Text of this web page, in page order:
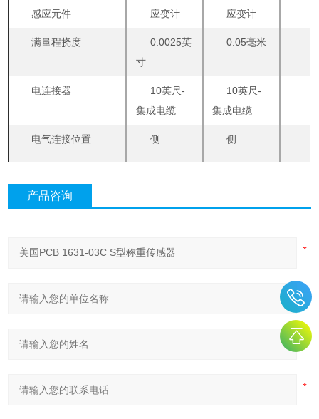
感应元件 应变计 应变计
满量程挠度
0.0025英
寸
0.05毫米
电连接器
10英尺-
集成电缆
10英尺-
集成电缆
电气连接位置 侧 侧
产品咨询